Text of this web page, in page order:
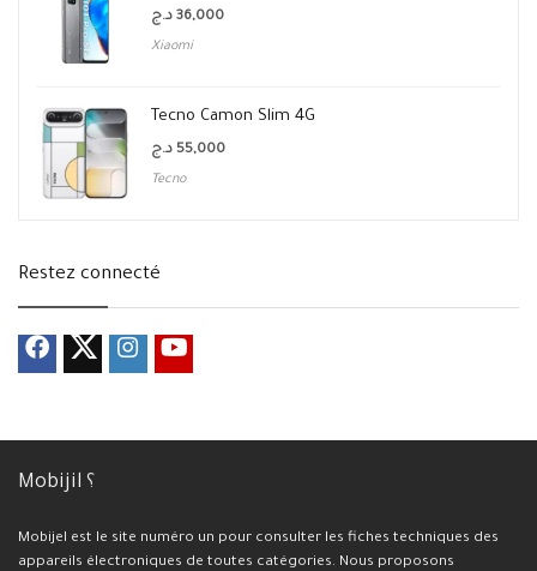
36,000 د.ج
Xiaomi
Tecno Camon Slim 4G
55,000 د.ج
Tecno
Restez connecté
Mobijil ؟
Mobijel est le site numéro un pour consulter les fiches techniques des
appareils électroniques de toutes catégories. Nous proposons